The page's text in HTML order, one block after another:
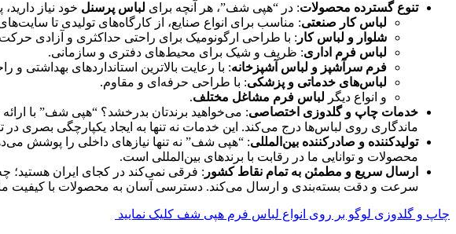
تنوع گسترده محصولات: در “هپی شف”، هر آنچه برای لباس پرسنل خود نیاز دارید،
لباس کار صنعتی: مناسب برای انواع صنایع، از کارگاه‌های تولیدی تا
شلوار و لباس کار : با طراحی ارگونومیک برای راحتی حداکثری و آزادی
لباس فرم اداری: ظریف و شیک برای محیط‌های دفتری و سازمانی.
فرم سرآشپز و لباس آشپزخانه: با رعایت بالاترین استانداردهای بهداشتی
لباس‌های خدماتی و پزشکی: با طراحی حرفه‌ای و مقاوم.
و انواع دیگر لباس فرم مشاغل مختلف.
خدمات چاپ و گلدوزی اختصاصی: می‌خواهید برندتان بدرخشد؟ “هپی شف” با
ماندگاری روی لباس‌ها درج می‌کند. این خدمات نه تنها به ایجاد یکپارچگی بصری در
تولیدکننده و صادرکننده بین‌المللی: “هپی شف” نه تنها نیازهای داخلی را پوشش
محصولات و توانایی ما در رقابت با برندهای بین‌المللی است.
ارسال سریع و مطمئن به تمام نقاط کشور : فرقی نمی‌کند در کجای ایران هستید؛
سرعت و دقت بسته‌بندی و ارسال می‌کند. دسترسی آسان به محصولات با کیفیت
چاپ و گلدوزی لوگو بر روی انواع لباس فرم هپی شف کلیک نمایید